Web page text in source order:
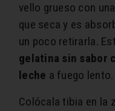
vello grueso con
que seca y es
un poco retirarla.
gelatina sin sabor
leche a fuego lento.
Colócala tibia en la